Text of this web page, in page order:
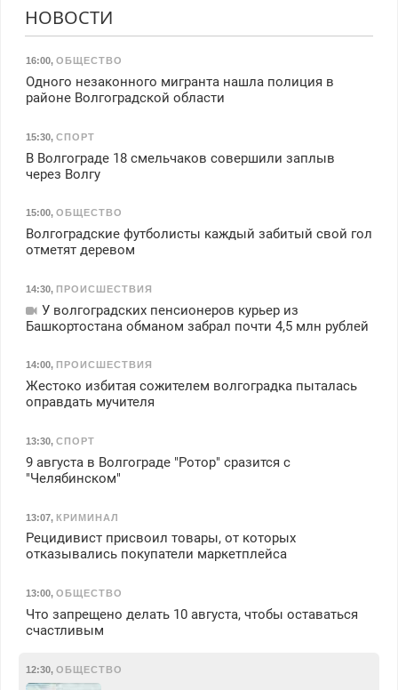
НОВОСТИ
16:00, ОБЩЕСТВО
Одного незаконного мигранта нашла полиция в
районе Волгоградской области
15:30, СПОРТ
В Волгограде 18 смельчаков совершили заплыв
через Волгу
15:00, ОБЩЕСТВО
Волгоградские футболисты каждый забитый свой гол
отметят деревом
14:30, ПРОИСШЕСТВИЯ
У волгоградских пенсионеров курьер из
Башкортостана обманом забрал почти 4,5 млн рублей
14:00, ПРОИСШЕСТВИЯ
Жестоко избитая сожителем волгоградка пыталась
оправдать мучителя
13:30, СПОРТ
9 августа в Волгограде "Ротор" сразится с
"Челябинском"
13:07, КРИМИНАЛ
Рецидивист присвоил товары, от которых
отказывались покупатели маркетплейса
13:00, ОБЩЕСТВО
Что запрещено делать 10 августа, чтобы оставаться
счастливым
12:30, ОБЩЕСТВО